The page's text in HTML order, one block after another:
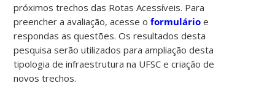
próximos trechos das Rotas Acessíveis. Para
preencher a avaliação, acesse o formulário e
respondas as questões. Os resultados desta
pesquisa serão utilizados para ampliação desta
tipologia de infraestrutura na UFSC e criação de
novos trechos.